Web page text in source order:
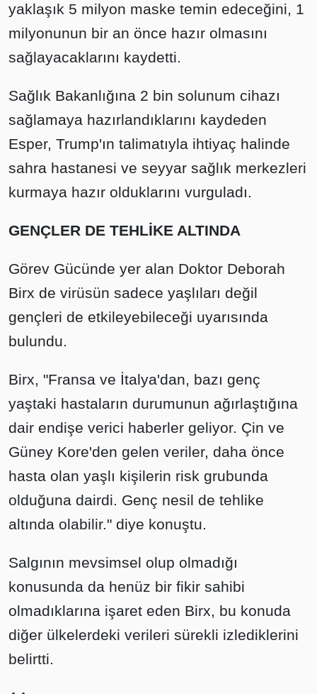
yaklaşık 5 milyon maske temin edeceğini, 1
milyonunun bir an önce hazır olmasını
sağlayacaklarını kaydetti.
Sağlık Bakanlığına 2 bin solunum cihazı
sağlamaya hazırlandıklarını kaydeden
Esper, Trump'ın talimatıyla ihtiyaç halinde
sahra hastanesi ve seyyar sağlık merkezleri
kurmaya hazır olduklarını vurguladı.
GENÇLER DE TEHLİKE ALTINDA
Görev Gücünde yer alan Doktor Deborah
Birx de virüsün sadece yaşlıları değil
gençleri de etkileyebileceği uyarısında
bulundu.
Birx, "Fransa ve İtalya'dan, bazı genç
yaştaki hastaların durumunun ağırlaştığına
dair endişe verici haberler geliyor. Çin ve
Güney Kore'den gelen veriler, daha önce
hasta olan yaşlı kişilerin risk grubunda
olduğuna dairdi. Genç nesil de tehlike
altında olabilir." diye konuştu.
Salgının mevsimsel olup olmadığı
konusunda da henüz bir fikir sahibi
olmadıklarına işaret eden Birx, bu konuda
diğer ülkelerdeki verileri sürekli izlediklerini
belirtti.